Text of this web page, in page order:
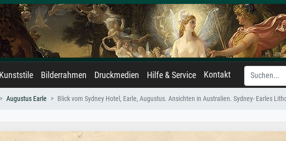
Kunststile Bilderrahmen Druckmedien Hilfe & Service Kontakt
Augustus Earle Blick vom Sydney Hotel, Earle, Augustus. Ansichten in Australien. Sydney- Earles